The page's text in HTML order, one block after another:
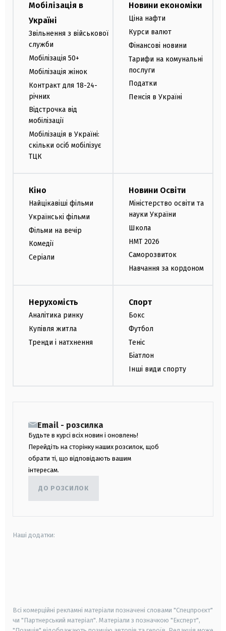
Мобілізація в
Україні
Звільнення з військової
служби
Мобілізація 50+
Мобілізація жінок
Контракт для 18-24-
річних
Відстрочка від
мобілізації
Мобілізація в Україні:
скільки осіб мобілізує
ТЦК
Новини економіки
Ціна нафти
Курси валют
Фінансові новини
Тарифи на комунальні
послуги
Податки
Пенсія в Україні
Кіно
Найцікавіші фільми
Українські фільми
Фільми на вечір
Комедії
Серіали
Новини Освіти
Міністерство освіти та
науки України
Школа
НМТ 2026
Саморозвиток
Навчання за кордоном
Нерухомість
Аналітика ринку
Купівля житла
Тренди і натхнення
Спорт
Бокс
Футбол
Теніс
Біатлон
Інші види спорту
Email - розсилка
Будьте в курсі всіх новин і оновлень!
Перейдіть на сторінку наших розсилок, щоб
обрати ті, що відповідають вашим
інтересам.
ДО РОЗСИЛОК
Наші додатки:
Всі комерційні рекламні матеріали позначені словами "Спецпроєкт"
чи "Партнерський матеріал". Матеріали з позначкою "Експерт",